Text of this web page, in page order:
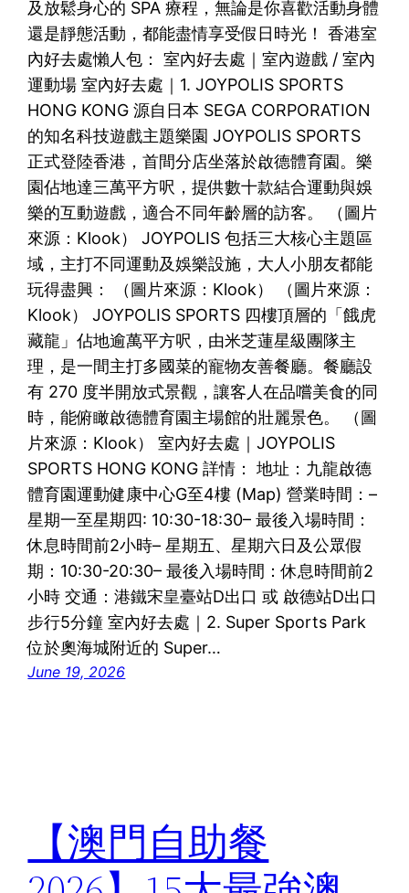
及放鬆身心的 SPA 療程，無論是你喜歡活動身體
還是靜態活動，都能盡情享受假日時光！ 香港室
內好去處懶人包： 室內好去處｜室內遊戲 / 室內
運動場 室內好去處｜1. JOYPOLIS SPORTS
HONG KONG 源自日本 SEGA CORPORATION
的知名科技遊戲主題樂園 JOYPOLIS SPORTS
正式登陸香港，首間分店坐落於啟德體育園。樂
園佔地達三萬平方呎，提供數十款結合運動與娛
樂的互動遊戲，適合不同年齡層的訪客。 （圖片
來源：Klook） JOYPOLIS 包括三大核心主題區
域，主打不同運動及娛樂設施，大人小朋友都能
玩得盡興： （圖片來源：Klook） （圖片來源：
Klook） JOYPOLIS SPORTS 四樓頂層的「餓虎
藏龍」佔地逾萬平方呎，由米芝蓮星級團隊主
理，是一間主打多國菜的寵物友善餐廳。餐廳設
有 270 度半開放式景觀，讓客人在品嚐美食的同
時，能俯瞰啟德體育園主場館的壯麗景色。 （圖
片來源：Klook） 室內好去處｜JOYPOLIS
SPORTS HONG KONG 詳情： 地址：九龍啟德
體育園運動健康中心G至4樓 (Map) 營業時間：–
星期一至星期四: 10:30-18:30– 最後入場時間：
休息時間前2小時– 星期五、星期六日及公眾假
期：10:30-20:30– 最後入場時間：休息時間前2
小時 交通：港鐵宋皇臺站D出口 或 啟德站D出口
步行5分鐘 室內好去處｜2. Super Sports Park
位於奧海城附近的 Super…
June 19, 2026
【澳門自助餐